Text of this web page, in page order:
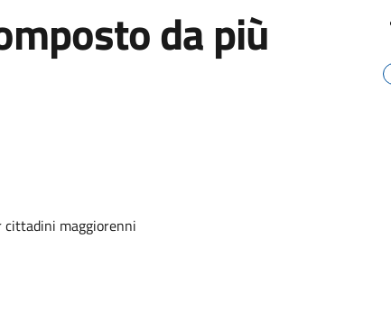
da più
cittadini maggiorenni